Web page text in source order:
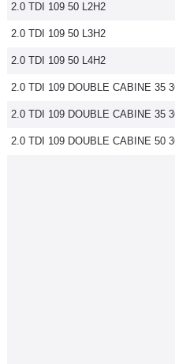
2.0 TDI 109 50 L2H2
2.0 TDI 109 50 L3H2
2.0 TDI 109 50 L4H2
2.0 TDI 109 DOUBLE CABINE 35
2.0 TDI 109 DOUBLE CABINE 35
2.0 TDI 109 DOUBLE CABINE 50